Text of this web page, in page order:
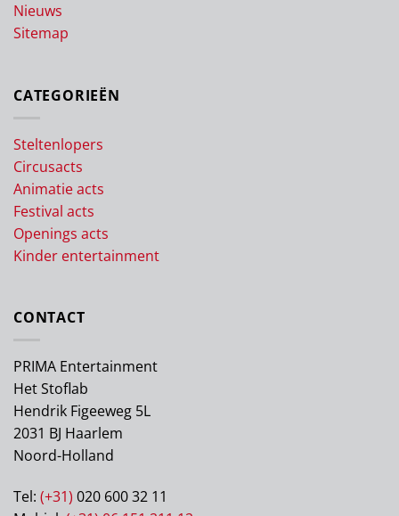
Nieuws
Sitemap
CATEGORIEËN
Steltenlopers
Circusacts
Animatie acts
Festival acts
Openings acts
Kinder entertainment
CONTACT
PRIMA Entertainment
Het Stoflab
Hendrik Figeeweg 5L
2031 BJ Haarlem
Noord-Holland
Tel: (+31) 020 600 32 11